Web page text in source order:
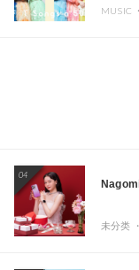
MUSIC
04
未分类 ・